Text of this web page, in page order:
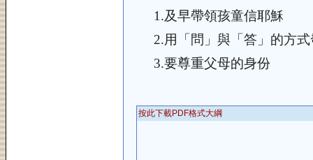
1.及早帶領孩童信耶穌
2.用「問」與「答」的方
3.要尊重父母的身份
按此下載PDF格式大綱